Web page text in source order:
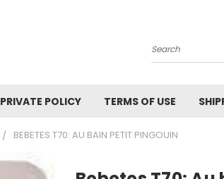
Search
PRIVATE POLICY TERMS OF USE
BEBETES T70: AU BAIN PETIT PINGOUIN